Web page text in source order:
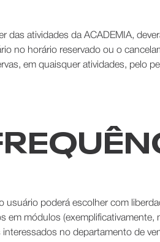
atividades da ACADEMIA,
no horário reservado ou o
em quaisquer atividades, pelo
poderá escolher com
módulos (exemplificativamente,
no departamento de